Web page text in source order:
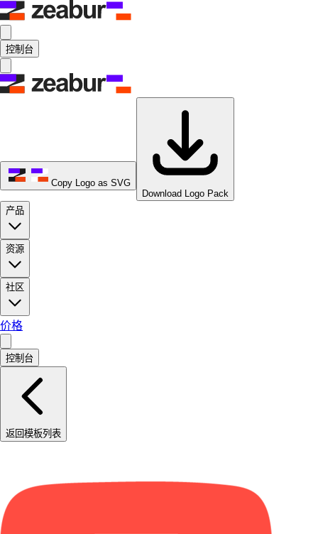
控制台
Copy Logo as SVG
Download Logo Pack
产品
资源
社区
价格
控制台
返回模板列表